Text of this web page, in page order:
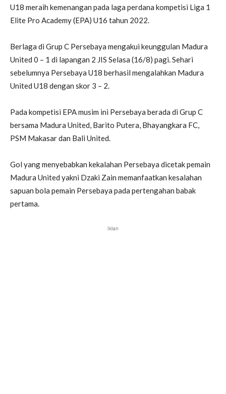
U18 meraih kemenangan pada laga perdana kompetisi Liga 1
Elite Pro Academy (EPA) U16 tahun 2022.
Berlaga di Grup C Persebaya mengakui keunggulan Madura
United 0 – 1 di lapangan 2 JIS Selasa (16/8) pagi. Sehari
sebelumnya Persebaya U18 berhasil mengalahkan Madura
United U18 dengan skor 3 – 2.
Pada kompetisi EPA musim ini Persebaya berada di Grup C
bersama Madura United, Barito Putera, Bhayangkara FC,
PSM Makasar dan Bali United.
Gol yang menyebabkan kekalahan Persebaya dicetak pemain
Madura United yakni Dzaki Zain memanfaatkan kesalahan
sapuan bola pemain Persebaya pada pertengahan babak
pertama.
Iklan